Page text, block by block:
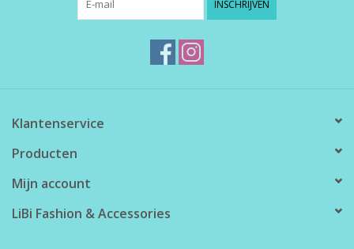
Herensokken
INSCHRIJVEN
Klantenservice
Producten
Mijn account
LiBi Fashion & Accessories